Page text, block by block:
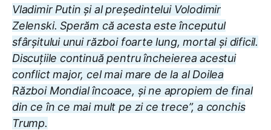
Vladimir Putin și al președintelui Volodimir
Zelenski. Sperăm că acesta este începutul
sfârșitului unui război foarte lung, mortal și dificil.
Discuțiile continuă pentru încheierea acestui
conflict major, cel mai mare de la al Doilea
Război Mondial încoace, și ne apropiem de final
din ce în ce mai mult pe zi ce trece”, a conchis
Trump.